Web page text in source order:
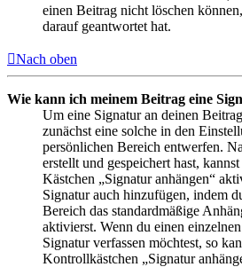
einen Beitrag nicht löschen
darauf geantwortet hat.
Nach oben
Wie kann ich meinem Beitrag eine
Um eine Signatur an deinen
zunächst eine solche in den
persönlichen Bereich entwerfen.
erstellt und gespeichert hast,
Kästchen „Signatur anhängen“
Signatur auch hinzufügen, indem
Bereich das standardmäßige
aktivierst. Wenn du einen
Signatur verfassen möchtest, so
Kontrollkästchen „Signatur